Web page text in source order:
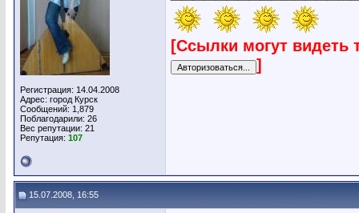
Регистрация: 14.04.2008
Адрес: город Курск
Сообщений: 1,879
Поблагодарили: 26
Вес репутации: 21
Репутация: 107
[Ссылки могут видеть
]
15.07.2008, 16:55